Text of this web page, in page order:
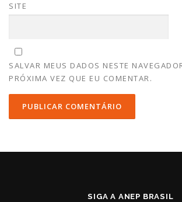
SITE
SALVAR MEUS DADOS NESTE
PRÓXIMA VEZ QUE EU COMENTAR.
SIGA A ANEP BRASIL